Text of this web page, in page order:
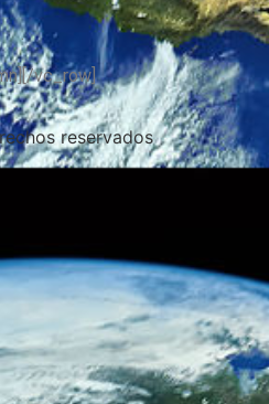
.
vc_row]
reservados